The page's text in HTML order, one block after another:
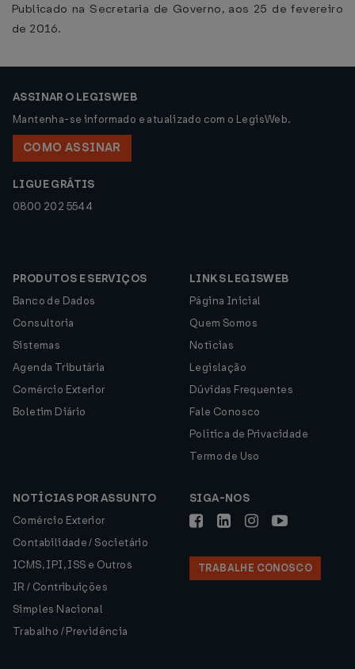
Publicado na Secretaria de Governo, aos 25 de fevereiro
de 2016.
ASSINAR O LEGISWEB
Mantenha-se informado e atualizado com o LegisWeb.
COMO ASSINAR
LIGUE GRÁTIS
0800 202 5544
PRODUTOS E SERVIÇOS
Banco de Dados
Consultoria
Sistemas
Agenda Tributária
Comércio Exterior
Boletim Diário
LINKS LEGISWEB
Página Inicial
Quem Somos
Notícias
Legislação
Dúvidas Frequentes
Fale Conosco
Política de Privacidade
Termo de Uso
NOTÍCIAS POR ASSUNTO
Comércio Exterior
Contabilidade / Societário
ICMS, IPI, ISS e Outros
IR / Contribuições
Simples Nacional
Trabalho / Previdência
SIGA-NOS
TRABALHE CONOSCO